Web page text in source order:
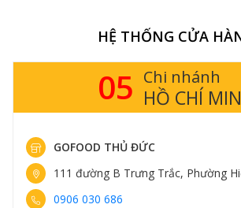
HỆ THỐNG CỬA
05 Chi nhánh
HỒ CHÍ
GOFOOD THỦ ĐỨC
111 đường B Trưng Trắc, Phường
0906 030 686